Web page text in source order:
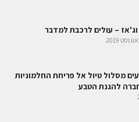
וג'אז – עולים לרכבת למדבר
מסלול טיול אל פריחת החלמוניות
להגנת הטבע